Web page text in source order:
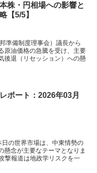
株・円相場への影響と
【5/5】
準備制度理事会）議長から
原油価格の急騰を受け、主要
後退（リセッション）への懸
ポート：2026年03月
の世界市場は、中東情勢の
懸念が主要なテーマとなりま
撃報道は地政学リスクを一